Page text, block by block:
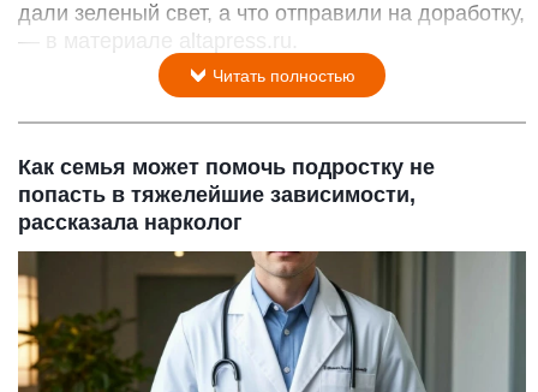
дали зеленый свет, а что отправили на доработку,
— в материале altapress.ru.
Читать полностью
Как семья может помочь подростку не
попасть в тяжелейшие зависимости,
рассказала нарколог